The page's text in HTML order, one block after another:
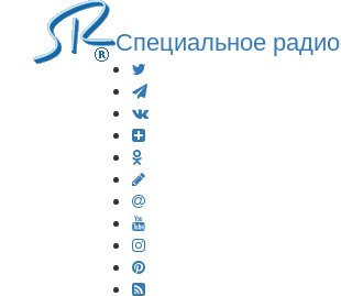
Специальное радио